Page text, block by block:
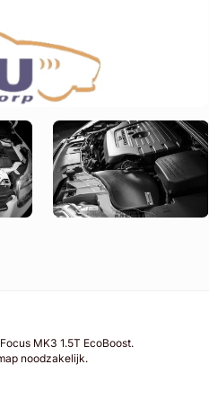
MK3 1.5T EcoBoost.
noodzakelijk.